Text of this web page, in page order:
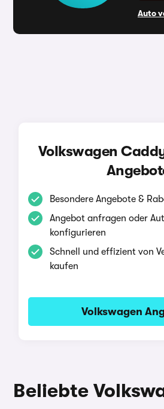
Auto
Volkswagen
Besondere Angebote &
Angebot anfragen oder
konfigurieren
Schnell und effizient von
kaufen
Volkswagen
Beliebte